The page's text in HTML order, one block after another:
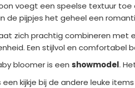
voegt een speelse textuur toe
de pijpjes het geheel een
zich prachtig combineren met
Een stijlvol en comfortabel
bloomer is eenshowmodel.
een kijkje bij de andere leuke